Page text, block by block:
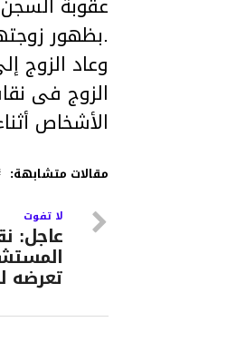
.بظھور
وعاد الزوج
الزوج فى
الأشخاص
مقالات متشابهة:
لا تفوت
عاجل:
تعرضه